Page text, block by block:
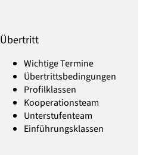
Übertritt
Wichtige Termine
Übertrittsbedingungen
Profilklassen
Kooperationsteam
Unterstufenteam
Einführungsklassen